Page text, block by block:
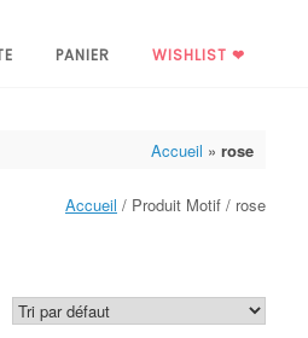
PANIER WISHLIST ❤
Accueil »rose
Accueil / Produit Motif / rose